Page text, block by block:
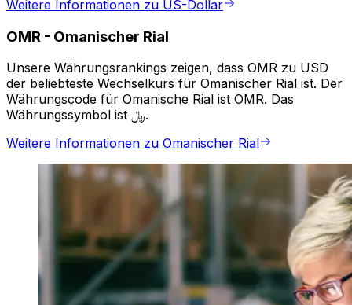
Weitere Informationen zu US-Dollar
OMR - Omanischer Rial
Unsere Währungsrankings zeigen, dass OMR zu USD
der beliebteste Wechselkurs für Omanischer Rial ist. Der
Währungscode für Omanische Rial ist OMR. Das
Währungssymbol ist ﷼.
Weitere Informationen zu Omanischer Rial